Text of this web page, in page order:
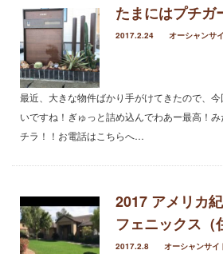
たまにはプチガ
2017.2.24 オーシャンサ
最近、大きな物件ばかり手がけてきたので、
いですね！ぎゅっと詰め込んでわあー最高！
チラ！！お電話はこちらへ…
2017 アメリカ
フェニックス（
2017.2.8 オーシャンサ
2017年3月
2017年2月
2017年1月
2016年12月
2016年11月
2016年10月
未分類
オーシャンサイドガーデン ブログ